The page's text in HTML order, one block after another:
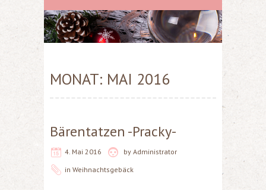
MONAT: MAI 2016
Bärentatzen -Pracky-
4. Mai 2016 by Administrator
in Weihnachtsgebäck